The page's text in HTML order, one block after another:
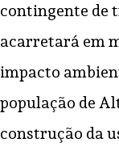
contingente de
acarretará em
impacto
população de
construção da